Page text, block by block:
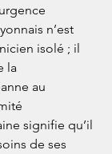
n’est
isolé ; il
la
au
signifie qu’il
de ses